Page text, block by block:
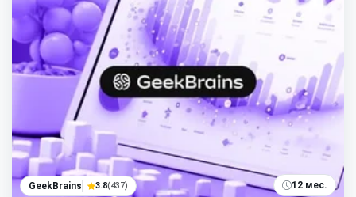
GeekBrains 3.8(437) 12 мес.